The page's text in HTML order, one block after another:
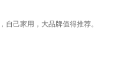
己家用，大品牌值得推荐。